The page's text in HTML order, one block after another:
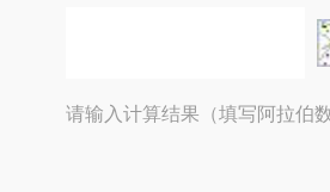
请输入计算结果（填写阿拉伯